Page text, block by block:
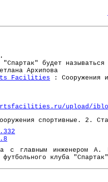
будет называться
Архипова
Facilities :
upload/
спортивные. 2.
инженером А.
футбольного клуба